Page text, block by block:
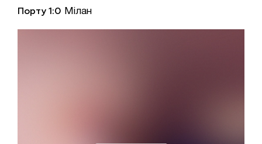
Порту 1:0 Мілан